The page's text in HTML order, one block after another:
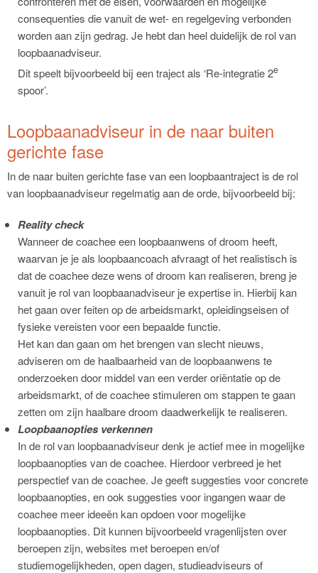
consequenties die vanuit de wet- en regelgeving verbonden
worden aan zijn gedrag. Je hebt dan heel duidelijk de rol van
loopbaanadviseur.
Dit speelt bijvoorbeeld bij een traject als ‘Re-integratie 2e
spoor’.
Loopbaanadviseur in de naar buiten
gerichte fase
In de naar buiten gerichte fase van een loopbaantraject is de rol
van loopbaanadviseur regelmatig aan de orde, bijvoorbeeld bij:
Reality check
Wanneer de coachee een loopbaanwens of droom heeft,
waarvan je je als loopbaancoach afvraagt of het realistisch is
dat de coachee deze wens of droom kan realiseren, breng je
vanuit je rol van loopbaanadviseur je expertise in. Hierbij kan
het gaan over feiten op de arbeidsmarkt, opleidingseisen of
fysieke vereisten voor een bepaalde functie.
Het kan dan gaan om het brengen van slecht nieuws,
adviseren om de haalbaarheid van de loopbaanwens te
onderzoeken door middel van een verder oriëntatie op de
arbeidsmarkt, of de coachee stimuleren om stappen te gaan
zetten om zijn haalbare droom daadwerkelijk te realiseren.
Loopbaanopties verkennen
In de rol van loopbaanadviseur denk je actief mee in mogelijke
loopbaanopties van de coachee. Hierdoor verbreed je het
perspectief van de coachee. Je geeft suggesties voor concrete
loopbaanopties, en ook suggesties voor ingangen waar de
coachee meer ideeën kan opdoen voor mogelijke
loopbaanopties. Dit kunnen bijvoorbeeld vragenlijsten over
beroepen zijn, websites met beroepen en/of
studiemogelijkheden, open dagen, studieadviseurs of